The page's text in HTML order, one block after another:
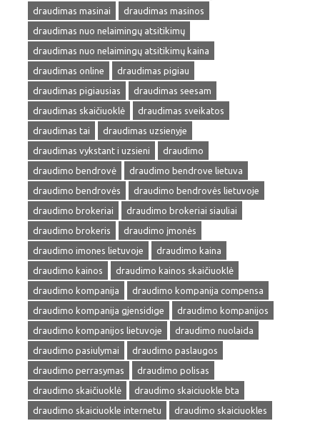
draudimas masinai
draudimas masinos
draudimas nuo nelaimingų atsitikimų
draudimas nuo nelaimingų atsitikimų kaina
draudimas online
draudimas pigiau
draudimas pigiausias
draudimas seesam
draudimas skaičiuoklė
draudimas sveikatos
draudimas tai
draudimas uzsienyje
draudimas vykstant i uzsieni
draudimo
draudimo bendrovė
draudimo bendrove lietuva
draudimo bendrovės
draudimo bendrovės lietuvoje
draudimo brokeriai
draudimo brokeriai siauliai
draudimo brokeris
draudimo įmonės
draudimo imones lietuvoje
draudimo kaina
draudimo kainos
draudimo kainos skaičiuoklė
draudimo kompanija
draudimo kompanija compensa
draudimo kompanija gjensidige
draudimo kompanijos
draudimo kompanijos lietuvoje
draudimo nuolaida
draudimo pasiulymai
draudimo paslaugos
draudimo perrasymas
draudimo polisas
draudimo skaičiuoklė
draudimo skaiciuokle bta
draudimo skaiciuokle internetu
draudimo skaiciuokles